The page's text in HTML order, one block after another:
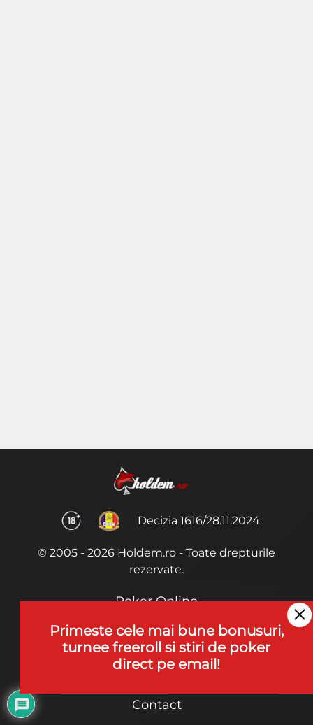
Decizia 1616/28.11.2024
© 2005 - 2026 Holdem.ro - Toate drepturile
rezervate.
Poker Online
Termeni si Conditii
Joaca Poker
Contact
Primeste cele mai bune bonusuri,
turnee freeroll si stiri de poker
direct pe email!